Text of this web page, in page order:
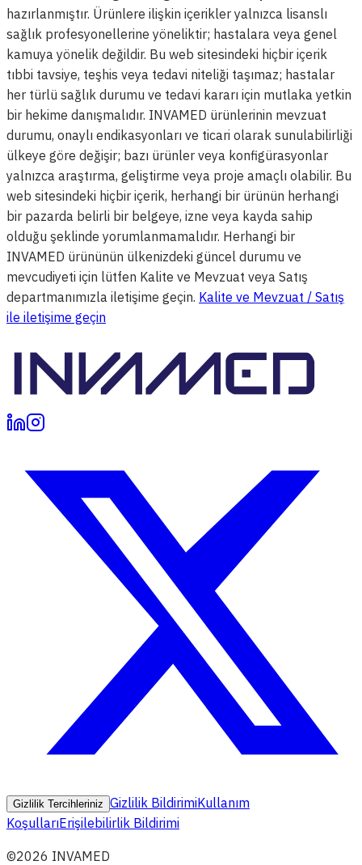
hazırlanmıştır. Ürünlere ilişkin içerikler yalnızca lisanslı
sağlık profesyonellerine yöneliktir; hastalara veya genel
kamuya yönelik değildir. Bu web sitesindeki hiçbir içerik
tıbbi tavsiye, teşhis veya tedavi niteliği taşımaz; hastalar
her türlü sağlık durumu ve tedavi kararı için mutlaka yetkin
bir hekime danışmalıdır. INVAMED ürünlerinin mevzuat
durumu, onaylı endikasyonları ve ticari olarak sunulabilirliği
ülkeye göre değişir; bazı ürünler veya konfigürasyonlar
yalnızca araştırma, geliştirme veya proje amaçlı olabilir. Bu
web sitesindeki hiçbir içerik, herhangi bir ürünün herhangi
bir pazarda belirli bir belgeye, izne veya kayda sahip
olduğu şeklinde yorumlanmamalıdır. Herhangi bir
INVAMED ürününün ülkenizdeki güncel durumu ve
mevcudiyeti için lütfen Kalite ve Mevzuat veya Satış
departmanımızla iletişime geçin. Kalite ve Mevzuat / Satış
ile iletişime geçin
Gizlilik Tercihleriniz Gizlilik BildirimiKullanım
KoşullarıErişilebilirlik Bildirimi
©2026 INVAMED